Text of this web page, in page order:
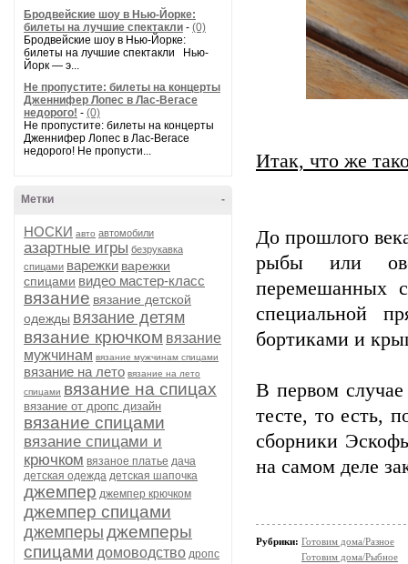
Бродвейские шоу в Нью-Йорке:
билеты на лучшие спектакли - (0)
Бродвейские шоу в Нью-Йорке:
билеты на лучшие спектакли Нью-
Йорк — э...
Не пропустите: билеты на концерты
Дженнифер Лопес в Лас-Вегасе
недорого! - (0)
Не пропустите: билеты на концерты
Дженнифер Лопес в Лас-Вегасе
недорого! Не пропусти...
-
Метки
НОСКИ авто автомобили
азартные игры безрукавка
спицами варежки варежки
спицами видео мастер-класс
вязание вязание детской
одежды вязание детям
вязание крючком вязание
мужчинам вязание мужчинам спицами
вязание на лето вязание на лето
спицами вязание на спицах
вязание от дропс дизайн
вязание спицами
вязание спицами и
крючком вязаное платье дача
детская одежда детская шапочка
джемпер джемпер крючком
джемпер спицами
джемперы джемперы
спицами домоводство дропс
Итак, что же
До прошлого
рыбы или
перемешанных
специальной
бортиками и
В первом
тесте, то есть,
сборники
на самом деле
Рубрики: Готовим дома/Разное
Готовим дома/Рыбное